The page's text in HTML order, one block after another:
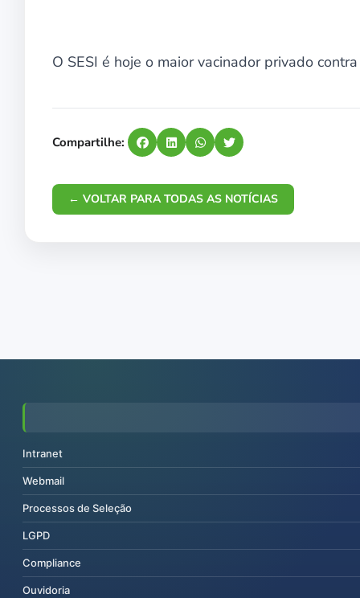
O SESI é hoje o maior vacinador privado
Compartilhe:
← VOLTAR PARA TODAS AS NOTÍCIAS
Intranet
Webmail
Processos de Seleção
LGPD
Compliance
Ouvidoria